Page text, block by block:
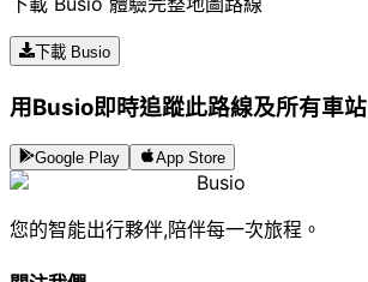
下載 Busio
用Busio即時追蹤此路線及所有車站
Google Play App Store
Busio
您的智能出行夥伴,陪伴每一次旅程。